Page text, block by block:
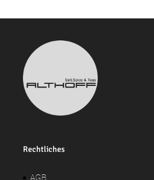
Rechtliches
AGB